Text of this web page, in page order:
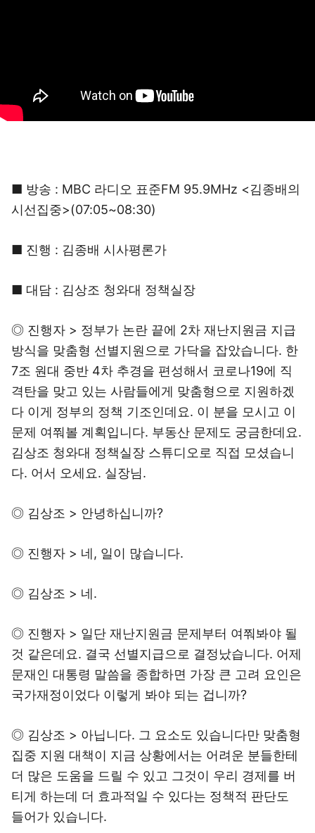
■ 방송 : MBC 라디오 표준FM 95.9MHz <김종배의
시선집중>(07:05~08:30)
■ 진행 : 김종배 시사평론가
■ 대담 : 김상조 청와대 정책실장
◎ 진행자 > 정부가 논란 끝에 2차 재난지원금 지급
방식을 맞춤형 선별지원으로 가닥을 잡았습니다. 한
7조 원대 중반 4차 추경을 편성해서 코로나19에 직
격탄을 맞고 있는 사람들에게 맞춤형으로 지원하겠
다 이게 정부의 정책 기조인데요. 이 분을 모시고 이
문제 여쭤볼 계획입니다. 부동산 문제도 궁금한데요.
김상조 청와대 정책실장 스튜디오로 직접 모셨습니
다. 어서 오세요. 실장님.
◎ 김상조 > 안녕하십니까?
◎ 진행자 > 네, 일이 많습니다.
◎ 김상조 > 네.
◎ 진행자 > 일단 재난지원금 문제부터 여쭤봐야 될
것 같은데요. 결국 선별지급으로 결정났습니다. 어제
문재인 대통령 말씀을 종합하면 가장 큰 고려 요인은
국가재정이었다 이렇게 봐야 되는 겁니까?
◎ 김상조 > 아닙니다. 그 요소도 있습니다만 맞춤형
집중 지원 대책이 지금 상황에서는 어려운 분들한테
더 많은 도움을 드릴 수 있고 그것이 우리 경제를 버
티게 하는데 더 효과적일 수 있다는 정책적 판단도
들어가 있습니다.